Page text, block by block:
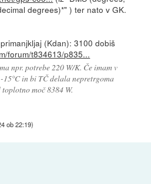
degrees)*" ) ter nato v GK.
(Kdan): 3100 dobiš
forum/t834613/p835...
npr. potrebe 220 W/K. Če imam v
in bi TČ delala nepretrgoma
moč 8384 W.
ob 22:19)